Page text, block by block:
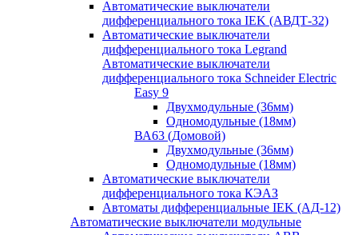
Автоматические выключатели
дифференциального тока IEK (АВДТ-32)
Автоматические выключатели
дифференциального тока Legrand
Автоматические выключатели
дифференциального тока Schneider Electric
Easy 9
Двухмодульные (36мм)
Одномодульные (18мм)
ВА63 (Домовой)
Двухмодульные (36мм)
Одномодульные (18мм)
Автоматические выключатели
дифференциального тока КЭАЗ
Автоматы дифференциальные IEK (АД-12)
Автоматические выключатели модульные